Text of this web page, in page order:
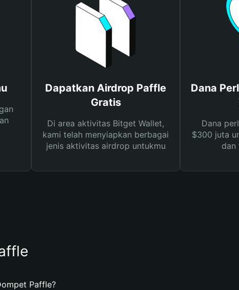
Dapatkan Airdrop Paffle
Gratis
Di area aktivitas Bitget Wallet,
kami telah menyiapkan berbagai
jenis aktivitas airdrop untukmu
Dana
Dana
$300 juta
dan
Paffle?